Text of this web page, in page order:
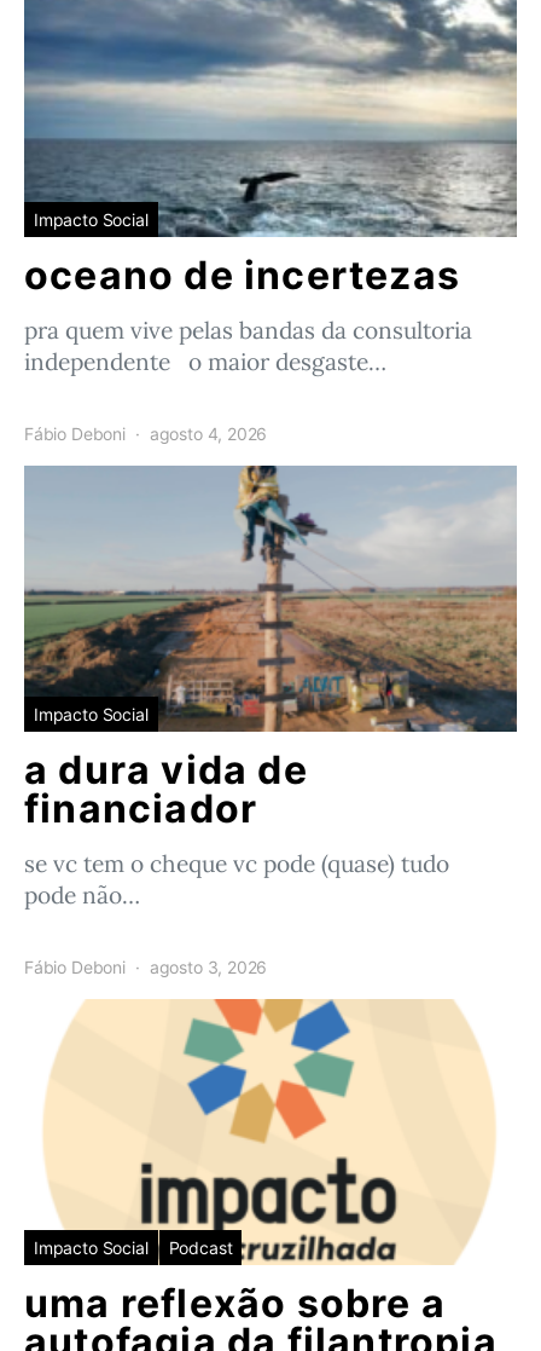
Impacto Social
oceano de incertezas
pra quem vive pelas bandas da consultoria
independente o maior desgaste…
Fábio Deboni agosto 4, 2026
Impacto Social
a dura vida de
financiador
se vc tem o cheque vc pode (quase) tudo
pode não…
Fábio Deboni agosto 3, 2026
Impacto Social Podcast
uma reflexão sobre a